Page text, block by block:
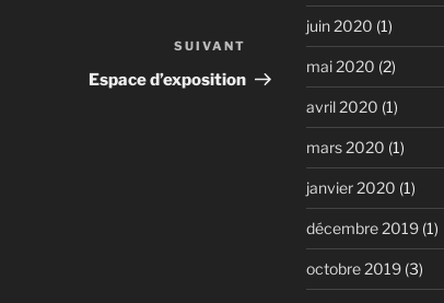
suivant
SUIVANT
Espace d’exposition
juin 2020 (1)
mai 2020 (2)
avril 2020 (1)
mars 2020 (1)
janvier 2020 (1)
décembre 2019(1)
octobre 2019(3)